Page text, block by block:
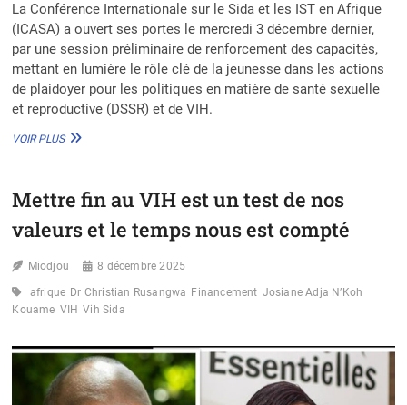
La Conférence Internationale sur le Sida et les IST en Afrique
(ICASA) a ouvert ses portes le mercredi 3 décembre dernier,
par une session préliminaire de renforcement des capacités,
mettant en lumière le rôle clé de la jeunesse dans les actions
de plaidoyer pour les politiques en matière de santé sexuelle
et reproductive (DSSR) et de VIH.
VOIR PLUSSIDA
AFRIQUE
L’UNFPA
SUR
«
PROBLÈME
IMPACT
HUMAIN
–
SOLUTION
Mettre fin au VIH est un test de nos
valeurs et le temps nous est compté
Miodjou 8 décembre 2025
afrique Dr Christian Rusangwa Financement Josiane Adja N’Koh
Kouame VIH Vih Sida